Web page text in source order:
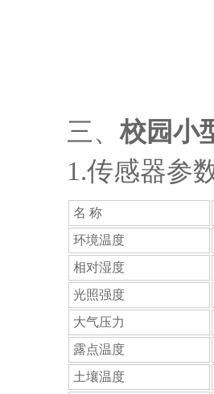
三、校园小
1.传感器参
名 称
环境温度
相对湿度
光照强度
大气压力
露点温度
土壤温度